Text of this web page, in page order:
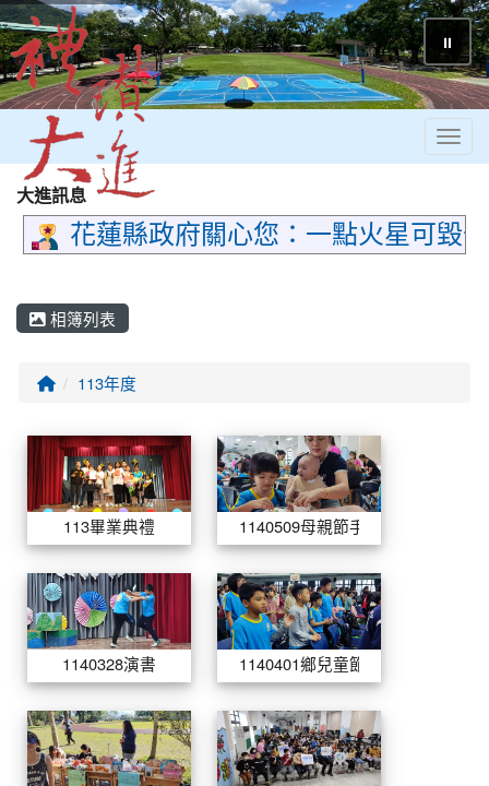
⏸
大進訊息
花蓮縣政府關心您：一點火星可毀
相簿列表
回首頁113年度
相簿列表 113畢業典禮
113畢業典禮
1140509母親
1140509母親節手做蛋糕
1140328演書
1140328演書
1140401鄉兒
1140401鄉兒童節照片
1140120園遊會 1140116公視